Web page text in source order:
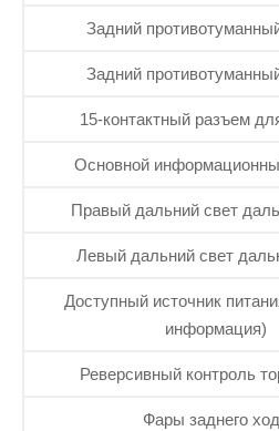
Задний
Задний
15-контактный разъем
Основной
Правый дальний свет
Левый дальний свет
Доступный источник
информация)
Реверсивный контроль
Фары заднего